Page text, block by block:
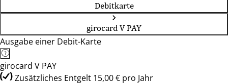
Debitkarte
girocard V PAY
Ausgabe einer Debit-Karte
girocard V PAY
Zusätzliches Entgelt 15,00 € pro Jahr